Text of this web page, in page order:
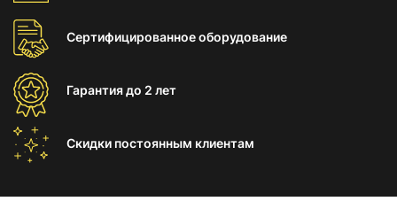
Сертифицированноеоборудование
Гарантиядо 2 лет
Скидки постоянным клиентам